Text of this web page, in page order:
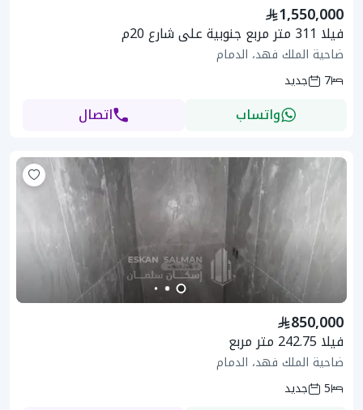
1,550,000
فيلا 311 متر مربع جنوبية على شارع 20م
ضاحية الملك فهد، الدمام
7
جديد
واتساب اتصال
850,000
فيلا 242.75 متر مربع
ضاحية الملك فهد، الدمام
5
جديد